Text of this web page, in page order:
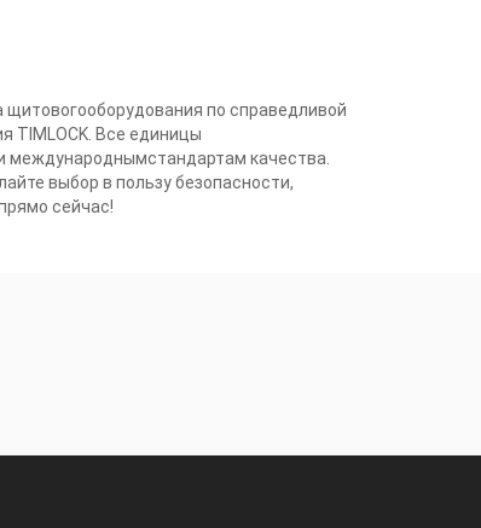
по справедливой
TIMLOCK. Все единицы
международнымстандартам качества.
выбор в пользу безопасности,
сейчас!